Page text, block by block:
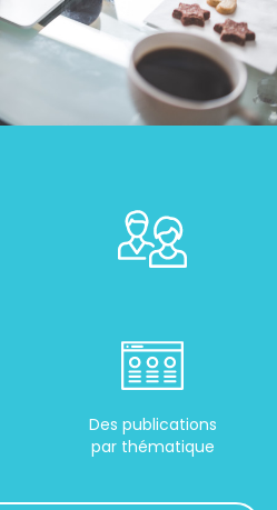
Des publications
par thématique